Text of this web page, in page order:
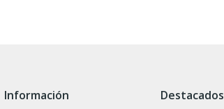
Información Destacados